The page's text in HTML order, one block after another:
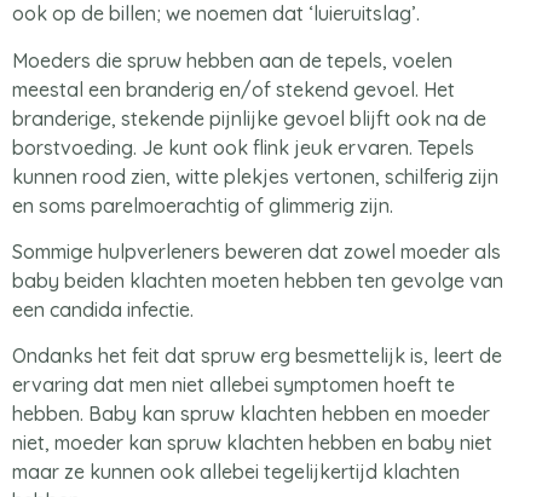
ook op de billen; we noemen dat ‘luieruitslag’.
Moeders die spruw hebben aan de tepels, voelen
meestal een branderig en/of stekend gevoel. Het
branderige, stekende pijnlijke gevoel blijft ook na de
borstvoeding. Je kunt ook flink jeuk ervaren. Tepels
kunnen rood zien, witte plekjes vertonen, schilferig zijn
en soms parelmoerachtig of glimmerig zijn.
Sommige hulpverleners beweren dat zowel moeder als
baby beiden klachten moeten hebben ten gevolge van
een candida infectie.
Ondanks het feit dat spruw erg besmettelijk is, leert de
ervaring dat men niet allebei symptomen hoeft te
hebben. Baby kan spruw klachten hebben en moeder
niet, moeder kan spruw klachten hebben en baby niet
maar ze kunnen ook allebei tegelijkertijd klachten